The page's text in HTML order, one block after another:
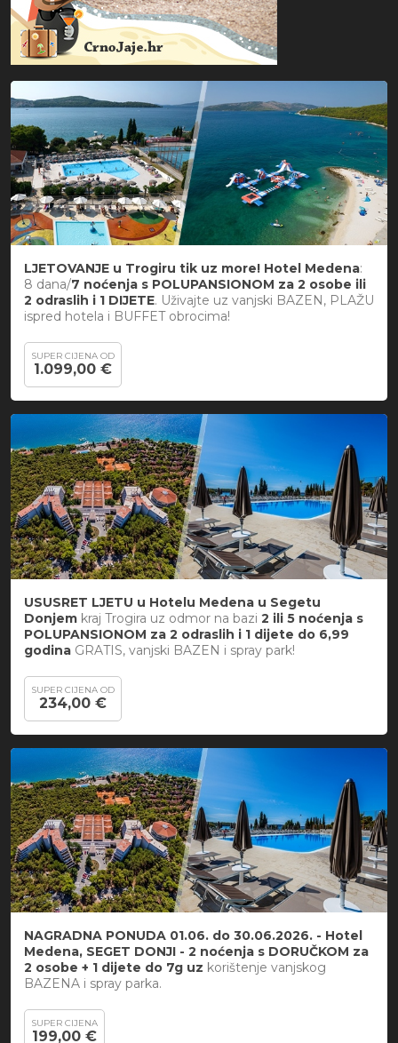
LJETOVANJE u Trogiru tik uz more! Hotel Medena:
8 dana/7 noćenja s POLUPANSIONOM za 2 osobe ili
2 odraslih i 1 DIJETE. Uživajte uz vanjski BAZEN, PLAŽU
ispred hotela i BUFFET obrocima!
SUPER CIJENA OD
1.099,00 €
USUSRET LJETU u Hotelu Medena u Segetu
Donjem kraj Trogira uz odmor na bazi 2 ili 5 noćenja s
POLUPANSIONOM za 2 odraslih i 1 dijete do 6,99
godina GRATIS, vanjski BAZEN i spray park!
SUPER CIJENA OD
234,00 €
NAGRADNA PONUDA 01.06. do 30.06.2026. - Hotel
Medena, SEGET DONJI - 2 noćenja s DORUČKOM za
2 osobe + 1 dijete do 7g uz korištenje vanjskog
BAZENA i spray parka.
SUPER CIJENA
199,00 €